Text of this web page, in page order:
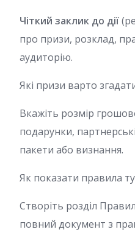
Чіткий заклик до дії
про призи, розклад,
аудиторію.
Які призи варто
Вкажіть розмір
подарунки,
пакети або визнання.
Як показати правила
Створіть розділ
повний документ з